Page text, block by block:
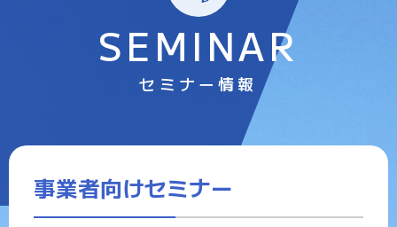
SEMINAR
セミナー情報
事業者向けセミナー